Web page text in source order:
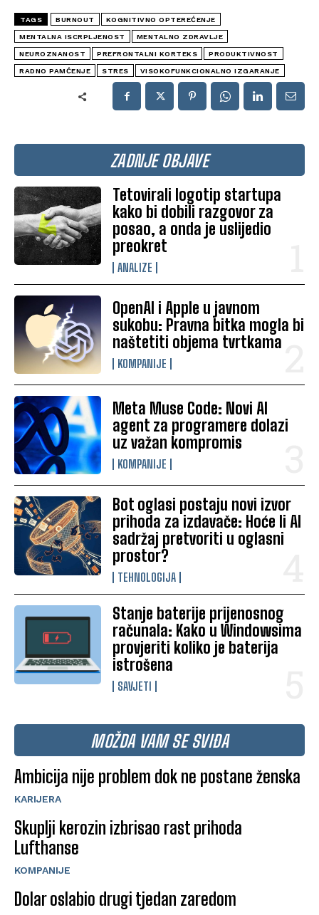
ZADNJE OBJAVE
Tetovirali logotip startupa
kako bi dobili razgovor za
posao, a onda je uslijedio
preokret
ANALIZE
OpenAI i Apple u javnom
sukobu: Pravna bitka mogla bi
naštetiti objema tvrtkama
KOMPANIJE
Meta Muse Code: Novi AI
agent za programere dolazi
uz važan kompromis
KOMPANIJE
Bot oglasi postaju novi izvor
prihoda za izdavače: Hoće li AI
sadržaj pretvoriti u oglasni
prostor?
TEHNOLOGIJA
Stanje baterije prijenosnog
računala: Kako u Windowsima
provjeriti koliko je baterija
istrošena
SAVJETI
MOŽDA VAM SE SVIĐA
Ambicija nije problem dok ne postane ženska
KARIJERA
Skuplji kerozin izbrisao rast prihoda
Lufthanse
KOMPANIJE
Dolar oslabio drugi tjedan zaredom
TAGS BURNOUT KOGNITIVNO OPTEREĆENJE
MENTALNA ISCRPLJENOST MENTALNO ZDRAVLJE
NEUROZNANOST PREFRONTALNI KORTEKS PRODUKTIVNOST
RADNO PAMĆENJE STRES VISOKOFUNKCIONALNO IZGARANJE